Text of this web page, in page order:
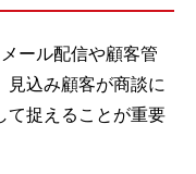
ール配信や顧客管
見込み顧客が商談に
て捉えることが重要